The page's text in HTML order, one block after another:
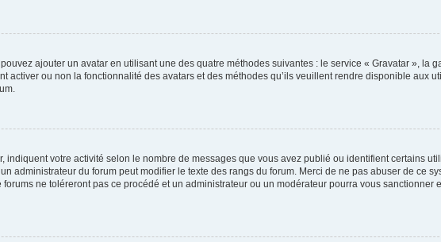
ajouter un avatar en utilisant une des quatre méthodes suivantes : le service « Gravatar », la
activer ou non la fonctionnalité des avatars et des méthodes qu’ils veuillent rendre disponible aux
indiquent votre activité selon le nombre de messages que vous avez publié ou identifient certains
administrateur du forum peut modifier le texte des rangs du forum. Merci de ne pas abuser de ce
ne toléreront pas ce procédé et un administrateur ou un modérateur pourra vous sanctionner